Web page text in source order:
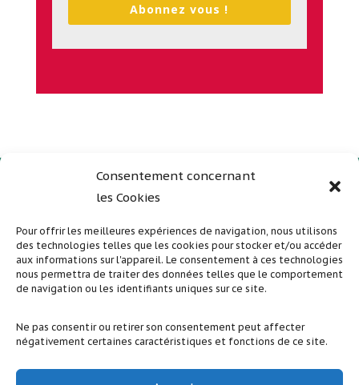
Consentement concernant
les Cookies
Pour offrir les meilleures expériences de navigation, nous utilisons
des technologies telles que les cookies pour stocker et/ou accéder
aux informations sur l'appareil. Le consentement à ces technologies
nous permettra de traiter des données telles que le comportement
de navigation ou les identifiants uniques sur ce site.
Ne pas consentir ou retirer son consentement peut affecter
négativement certaines caractéristiques et fonctions de ce site.
Abonnez vous !
Plan du site
Mentions légales
Politique de confidentialité
Suivez nous sur nos réseaux sociaux